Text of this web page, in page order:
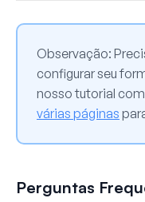
Observação:
configurar seu
nosso tutorial
várias páginas
Perguntas